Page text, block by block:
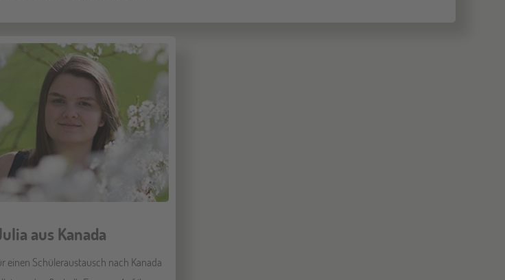
aus Kanada
einen Schüleraustausch nach Kanada